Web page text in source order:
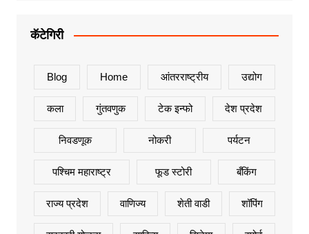
कॅटेगिरी
Blog Home आंतरराष्ट्रीय उद्योग
कला गुंतवणुक टेक इन्फो देश प्रदेश
निवडणूक नोकरी पर्यटन
पश्चिम महाराष्ट्र फूड स्टोरी बँकिंग
राज्य प्रदेश वाणिज्य शेती वाडी शॉपिंग